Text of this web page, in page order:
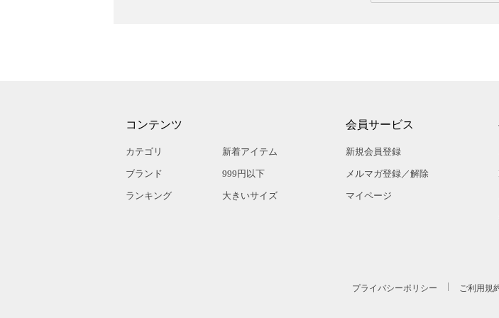
コンテンツ
カテゴリ
ブランド
ランキング
新着アイテム
999円以下
大きいサイズ
会員サービス
新規会員登録
メルマガ登録／解除
マイページ
プライバシーポリシー ご利用規